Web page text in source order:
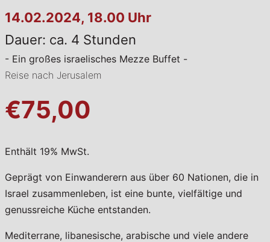
14.02.2024, 18.00 Uhr
Dauer: ca. 4 Stunden
- Ein großes israelisches Mezze Buffet -
Reise nach Jerusalem
€75,00
Enthält 19% MwSt.
Geprägt von Einwanderern aus über 60 Nationen, die in
Israel zusammenleben, ist eine bunte, vielfältige und
genussreiche Küche entstanden.
Mediterrane, libanesische, arabische und viele andere